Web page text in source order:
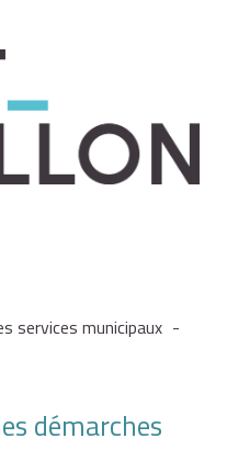
services municipaux -
démarches